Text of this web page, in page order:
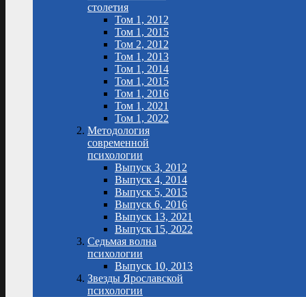
столетия
Том 1, 2012
Том 1, 2015
Том 2, 2012
Том 1, 2013
Том 1, 2014
Том 1, 2015
Том 1, 2016
Том 1, 2021
Том 1, 2022
Методология
современной
психологии
Выпуск 3, 2012
Выпуск 4, 2014
Выпуск 5, 2015
Выпуск 6, 2016
Выпуск 13, 2021
Выпуск 15, 2022
Седьмая волна
психологии
Выпуск 10, 2013
Звезды Ярославской
психологии